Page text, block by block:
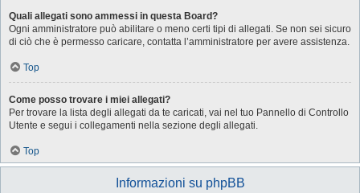
Quali allegati sono ammessi in questa Board?
Ogni amministratore può abilitare o meno certi tipi di allegati. Se non sei sicuro
di ciò che è permesso caricare, contatta l’amministratore per avere assistenza.
Top
Come posso trovare i miei allegati?
Per trovare la lista degli allegati da te caricati, vai nel tuo Pannello di Controllo
Utente e segui i collegamenti nella sezione degli allegati.
Top
Informazioni su phpBB